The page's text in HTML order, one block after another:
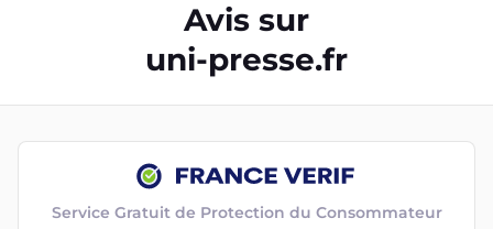
Avis sur
uni-presse.fr
Service Gratuit de Protection du Consommateur